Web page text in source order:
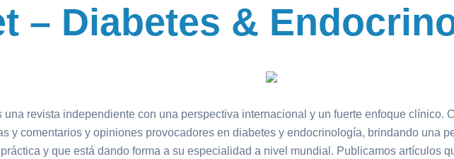
– Diabetes &
una revista independiente con una perspectiva internacional y un fuerte enfoque clínico.
y comentarios y opiniones provocadores en diabetes y endocrinología, brindando una
y que está dando forma a su especialidad a nivel mundial. Publicamos artículos